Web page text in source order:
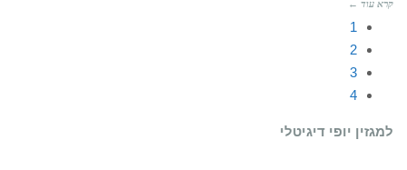
קרא עוד ←
1
2
3
4
למגזין יופי דיגיטלי